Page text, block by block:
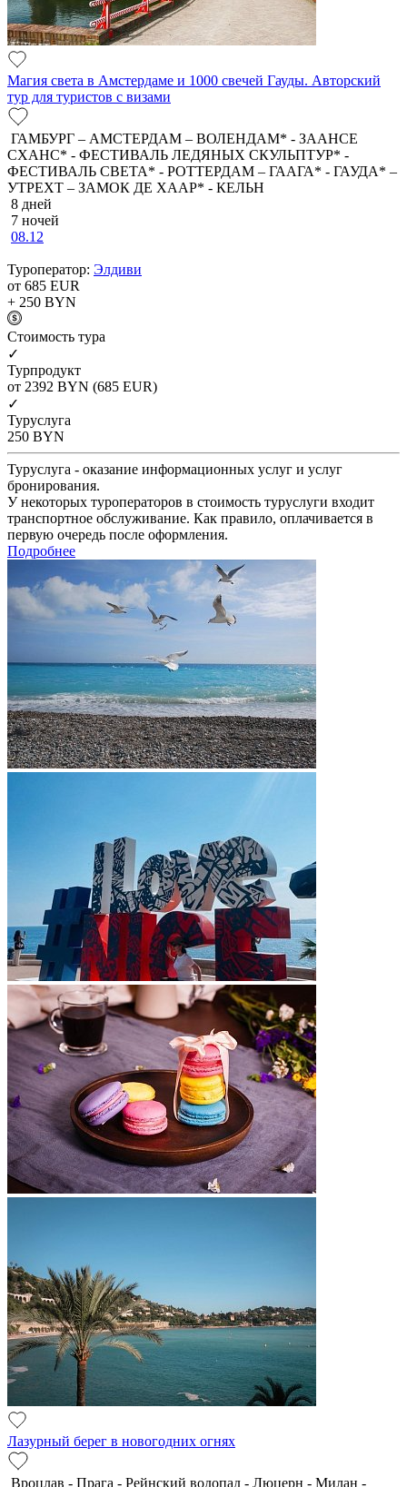
Магия света в Амстердаме и 1000 свечей Гауды. Авторский
тур для туристов с визами
ГАМБУРГ – АМСТЕРДАМ – ВОЛЕНДАМ* - ЗААНСЕ
СХАНС* - ФЕСТИВАЛЬ ЛЕДЯНЫХ СКУЛЬПТУР* -
ФЕСТИВАЛЬ СВЕТА* - РОТТЕРДАМ – ГААГА* - ГАУДА* –
УТРЕХТ – ЗАМОК ДЕ ХААР* - КЕЛЬН
8 дней
7 ночей
08.12
Туроператор: Элдиви
от 685 EUR
+ 250 BYN
Cтоимость тура
✓
Турпродукт
от 2392 BYN (685 EUR)
✓
Туруслуга
250 BYN
Туруслуга - оказание информационных услуг и услуг
бронирования.
У некоторых туроператоров в стоимость туруслуги входит
транспортное обслуживание. Как правило, оплачивается в
первую очередь после оформления.
Подробнее
Лазурный берег в новогодних огнях
Вроцлав - Прага - Рейнский водопад - Люцерн - Милан -